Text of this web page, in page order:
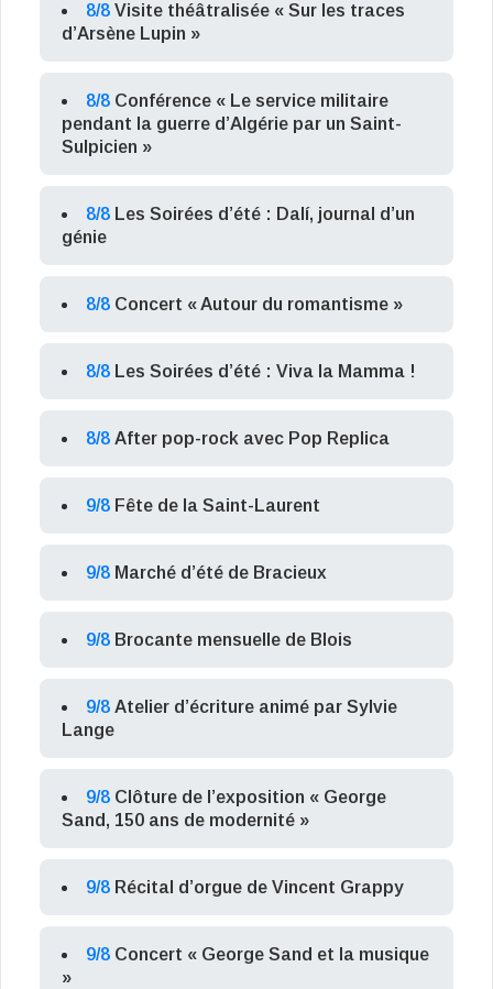
8/8 Visite théâtralisée « Sur les traces
d’Arsène Lupin »
8/8 Conférence « Le service militaire
pendant la guerre d’Algérie par un Saint-
Sulpicien »
8/8 Les Soirées d’été : Dalí, journal d’un
génie
8/8 Concert « Autour du romantisme »
8/8 Les Soirées d’été : Viva la Mamma !
8/8 After pop-rock avec Pop Replica
9/8 Fête de la Saint-Laurent
9/8 Marché d’été de Bracieux
9/8 Brocante mensuelle de Blois
9/8 Atelier d’écriture animé par Sylvie
Lange
9/8 Clôture de l’exposition « George
Sand, 150 ans de modernité »
9/8 Récital d’orgue de Vincent Grappy
9/8 Concert « George Sand et la musique
»